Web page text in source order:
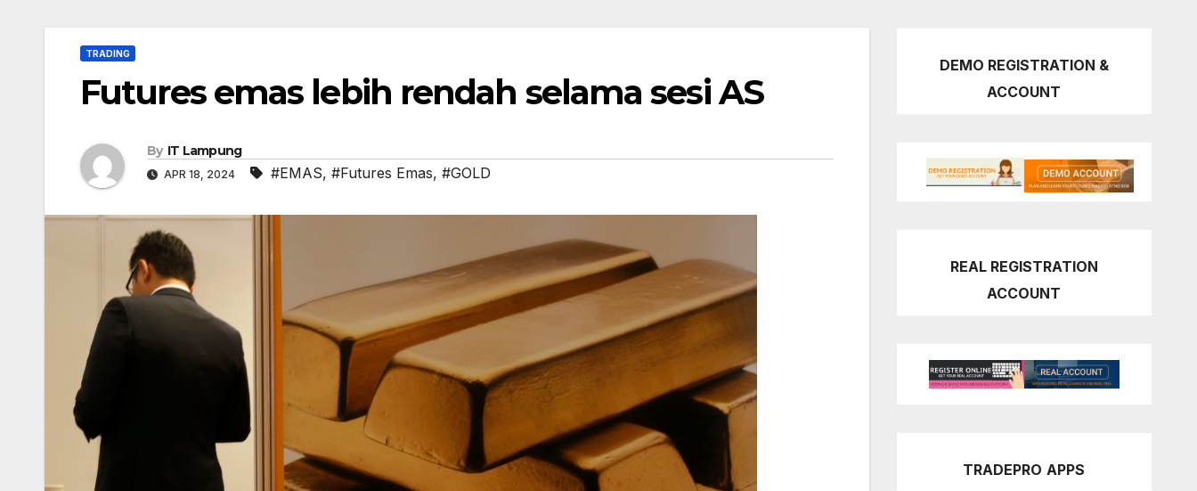
TRADING
Futures emas lebih rendah selama sesi AS
By IT Lampung
APR 18, 2024 #EMAS, #Futures Emas, #GOLD
DEMO REGISTRATION &
ACCOUNT
REAL REGISTRATION
ACCOUNT
TRADEPRO APPS